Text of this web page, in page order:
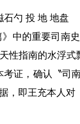
石勺 投 地 地盘
》中的重要司南
性指南的水浮式
证，确认〝司
，即王充本人对